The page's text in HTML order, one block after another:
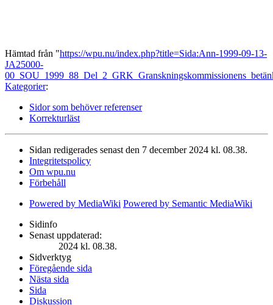
Hämtad från "https://wpu.nu/index.php?title=Sida:Ann-1999-09-13-
JA25000-
Kategorier:
Sidor som behöver referenser
Korrekturläst
Sidan redigerades senast den 7 december 2024 kl. 08.38.
Integritetspolicy
Om wpu.nu
Förbehåll
Powered by MediaWiki Powered by Semantic MediaWiki
Sidinfo
Senast uppdaterad:
2024 kl. 08.38.
Sidverktyg
Föregående sida
Nästa sida
Sida
Diskussion